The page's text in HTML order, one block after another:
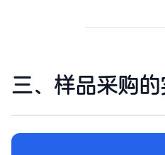
三、样品采购